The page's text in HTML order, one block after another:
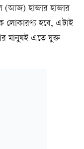
(আজ) হাজার হাজার
লোকারণ্য হবে, এটাই
মানুষই এতে যুক্ত